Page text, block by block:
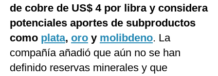
de cobre de US$ 4 por libra y considera
potenciales aportes de subproductos
como plata, oro y molibdeno. La
compañía añadió que aún no se han
definido reservas minerales y que